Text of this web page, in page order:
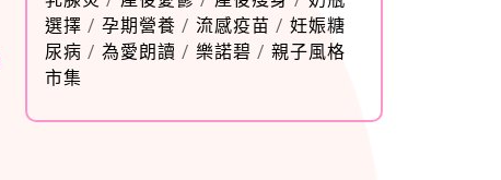
選擇 / 孕期營養 / 流感疫苗 / 妊娠糖
尿病 / 為愛朗讀 / 樂諾碧 / 親子風格
市集